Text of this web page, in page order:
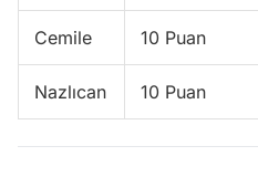
Cemile 10 Puan
Nazlıcan 10 Puan